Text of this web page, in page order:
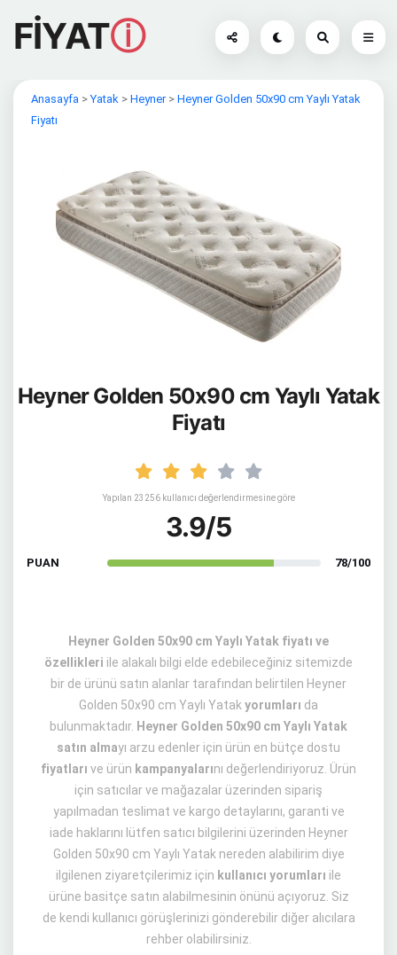
FİYATⓘ
Anasayfa >Yatak > Heyner> Heyner Golden 50x90 cm Yaylı Yatak
Fiyatı
Heyner Golden 50x90 cm Yaylı Yatak
Fiyatı
Yapılan 23256 kullanıcı değerlendirmesine göre
3.9/5
PUAN 78/100
Heyner Golden 50x90 cm Yaylı Yatak fiyatı ve
özellikleri ile alakalı bilgi elde edebileceğiniz sitemizde
bir de ürünü satın alanlar tarafından belirtilen Heyner
Golden 50x90 cm Yaylı Yatak yorumları da
bulunmaktadır. Heyner Golden 50x90 cm Yaylı Yatak
satın almayı arzu edenler için ürün en bütçe dostu
fiyatları ve ürün kampanyalarını değerlendiriyoruz. Ürün
için satıcılar ve mağazalar üzerinden sipariş
yapılmadan teslimat ve kargo detaylarını, garanti ve
iade haklarını lütfen satıcı bilgilerini üzerinden Heyner
Golden 50x90 cm Yaylı Yatak nereden alabilirim diye
ilgilenen ziyaretçilerimiz için kullanıcı yorumları ile
ürüne basitçe satın alabilmesinin önünü açıyoruz. Siz
de kendi kullanıcı görüşlerinizi gönderebilir diğer alıcılara
rehber olabilirsiniz.